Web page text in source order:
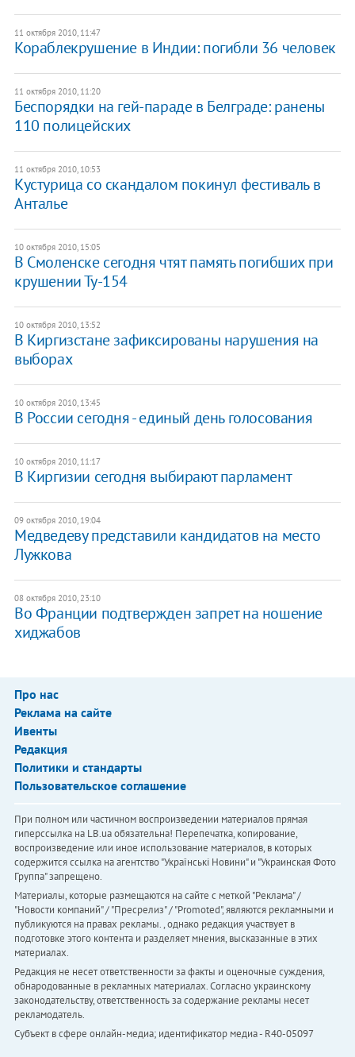
11 октября 2010, 11:47
Кораблекрушение в Индии: погибли 36 человек
11 октября 2010, 11:20
Беспорядки на гей-параде в Белграде: ранены
110 полицейских
11 октября 2010, 10:53
Кустурица со скандалом покинул фестиваль в
Анталье
10 октября 2010, 15:05
В Смоленске сегодня чтят память погибших при
крушении Ту-154
10 октября 2010, 13:52
В Киргизстане зафиксированы нарушения на
выборах
10 октября 2010, 13:45
В России сегодня - единый день голосования
10 октября 2010, 11:17
В Киргизии сегодня выбирают парламент
09 октября 2010, 19:04
Медведеву представили кандидатов на место
Лужкова
08 октября 2010, 23:10
Во Франции подтвержден запрет на ношение
хиджабов
Про нас
Реклама на сайте
Ивенты
Редакция
Политики и стандарты
Пользовательское соглашение
При полном или частичном воспроизведении материалов прямая
гиперссылка на LB.ua обязательна! Перепечатка, копирование,
воспроизведение или иное использование материалов, в которых
содержится ссылка на агентство "Українськi Новини" и "Украинская Фото
Группа" запрещено.
Материалы, которые размещаются на сайте с меткой "Реклама" /
"Новости компаний" / "Пресрелиз" / "Promoted", являются рекламными и
публикуются на правах рекламы. , однако редакция участвует в
подготовке этого контента и разделяет мнения, высказанные в этих
материалах.
Редакция не несет ответственности за факты и оценочные суждения,
обнародованные в рекламных материалах. Согласно украинскому
законодательству, ответственность за содержание рекламы несет
рекламодатель.
Субъект в сфере онлайн-медиа; идентификатор медиа - R40-05097